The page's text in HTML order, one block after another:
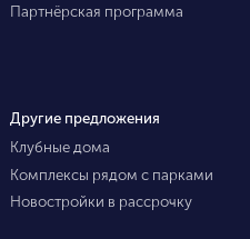
Партнёрская программа
Другие предложения
Клубные дома
Комплексы рядом с парками
Новостройки в рассрочку